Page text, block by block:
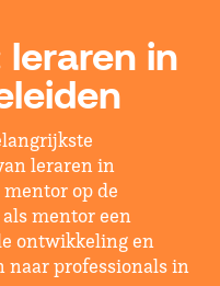
in
leraren in
op de
mentor een
ontwikkeling en
naar professionals in